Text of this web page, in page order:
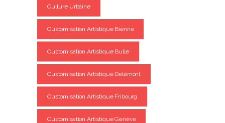
Culture Urbaine
Customisation Artistique Bienne
Customisation Artistique Bulle
Customisation Artistique Delémont
Customisation Artistique Fribourg
Customisation Artistique Genève